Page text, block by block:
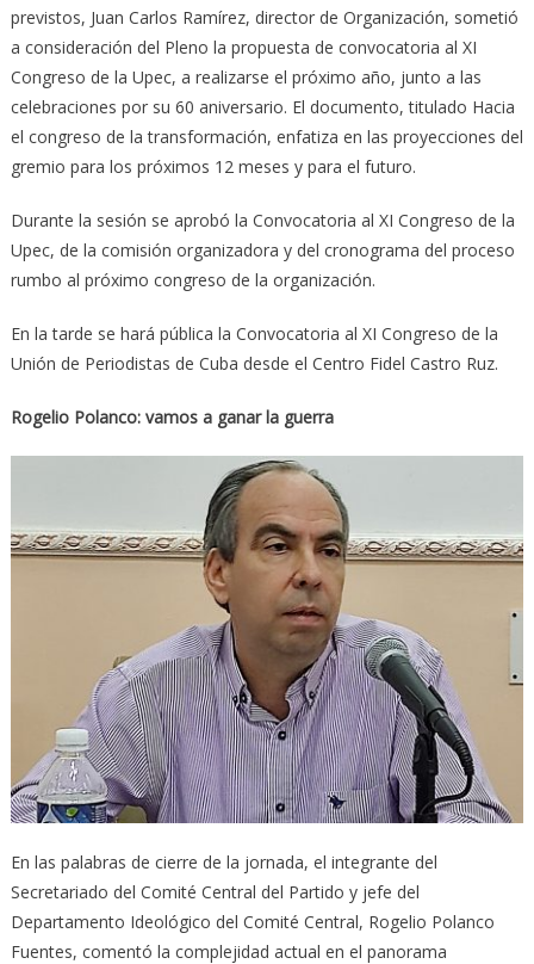
previstos, Juan Carlos Ramírez, director de Organización, sometió
a consideración del Pleno la propuesta de convocatoria al XI
Congreso de la Upec, a realizarse el próximo año, junto a las
celebraciones por su 60 aniversario. El documento, titulado Hacia
el congreso de la transformación, enfatiza en las proyecciones del
gremio para los próximos 12 meses y para el futuro.
Durante la sesión se aprobó la Convocatoria al XI Congreso de la
Upec, de la comisión organizadora y del cronograma del proceso
rumbo al próximo congreso de la organización.
En la tarde se hará pública la Convocatoria al XI Congreso de la
Unión de Periodistas de Cuba desde el Centro Fidel Castro Ruz.
Rogelio Polanco: vamos a ganar la guerra
En las palabras de cierre de la jornada, el integrante del
Secretariado del Comité Central del Partido y jefe del
Departamento Ideológico del Comité Central, Rogelio Polanco
Fuentes, comentó la complejidad actual en el panorama